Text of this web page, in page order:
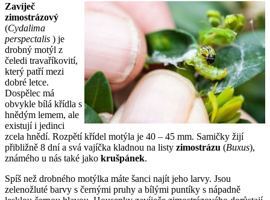
Zavíječ
zimostrázový
(Cydalima
perspectalis ) je
drobný motýl z
čeledi travaříkovití,
který patří mezi
dobré letce.
Dospělec má
obvykle bílá křídla s
hnědým lemem, ale
existují i jedinci
zcela hnědí. Rozpětí křídel motýla je 40 – 45 mm. Samičky žijí
přibližně 8 dní a svá vajíčka kladnou na listy zimostrázu (Buxus),
známého u nás také jako krušpánek.
Spíš než drobného motýlka máte šanci najít jeho larvy. Jsou
zelenožluté barvy s černými pruhy a bílými puntíky s nápadně